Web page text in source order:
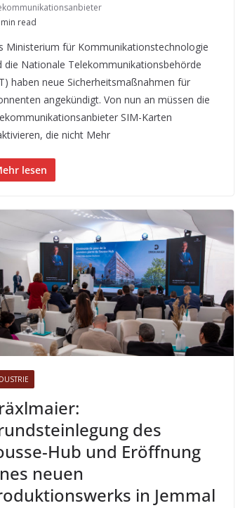
read
Ministerium für Kommunikationstechnologie
die Nationale Telekommunikationsbehörde
haben neue Sicherheitsmaßnahmen für
angekündigt. Von nun an müssen die
SIM-Karten
die nicht Mehr
lesen
des
Hub und Eröffnung
neuen
in Jemmal